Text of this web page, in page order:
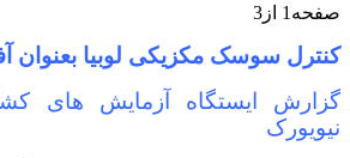
صفحه1 از3
کنترل سوسک مکزیکی لوبیا بعنوان
گزارش ایستگاه آزمایش های
نیویورک